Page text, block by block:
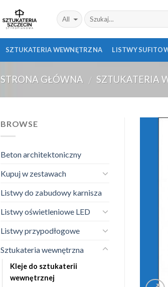
SZTUKATERIA WEWNĘTRZNA LISTWY
STRONA GŁÓWNA / SZTUKATERIA
BROWSE
Beton architektoniczny
Kupuj w zestawach
Listwy do zabudowy karnisza
Listwy oświetleniowe LED
Listwy przypodłogowe
Sztukateria wewnętrzna
Kleje do sztukaterii
wewnętrznej